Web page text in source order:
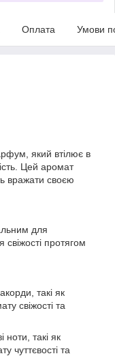
Оплата Умови
який втілює в
Цей аромат
вражати своєю
для
протягом
такі як
свіжості та
ноти, такі як
чуттєвості та